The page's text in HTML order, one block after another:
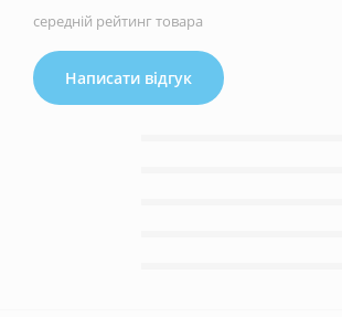
середній рейтинг товара
Написати відгук